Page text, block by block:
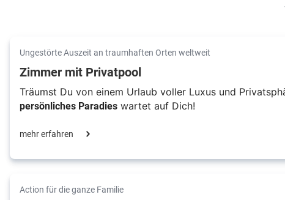
Ungestörte Auszeit an traumhaften Orten weltweit
Zimmer mit Privatpool
Träumst Du von einem Urlaub voller Luxus und
persönliches Paradies wartet auf Dich!
mehr erfahren
Action für die ganze Familie